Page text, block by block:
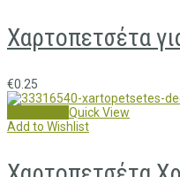
Χαρτοπετσέτα
€0.25
Quick View
Add to Wishlist